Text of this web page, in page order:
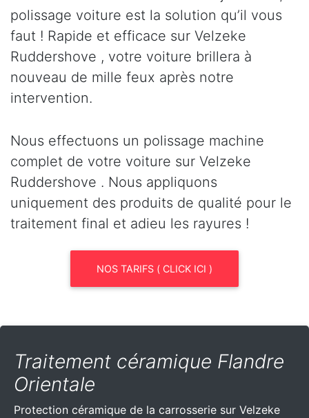
polissage voiture est la solution qu’il vous
faut ! Rapide et efficace sur Velzeke
Ruddershove , votre voiture brillera à
nouveau de mille feux après notre
intervention.
Nous effectuons un polissage machine
complet de votre voiture sur Velzeke
Ruddershove . Nous appliquons
uniquement des produits de qualité pour le
traitement final et adieu les rayures !
NOS TARIFS ( CLICK ICI )
Traitement céramique Flandre
Orientale
Protection céramique de la carrosserie sur Velzeke